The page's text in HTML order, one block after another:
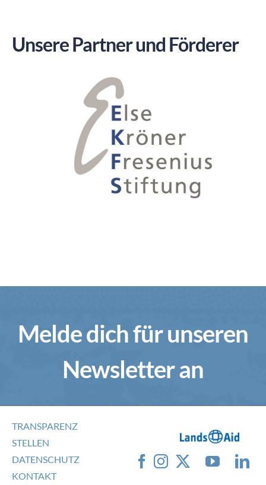
Unsere Partner und Förderer
Melde dich für unseren
Newsletter an
TRANSPARENZ
STELLEN
DATENSCHUTZ
KONTAKT